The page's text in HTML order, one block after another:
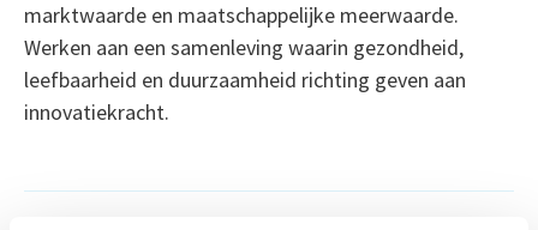
marktwaarde en maatschappelijke meerwaarde.
Werken aan een samenleving waarin gezondheid,
leefbaarheid en duurzaamheid richting geven aan
innovatiekracht.